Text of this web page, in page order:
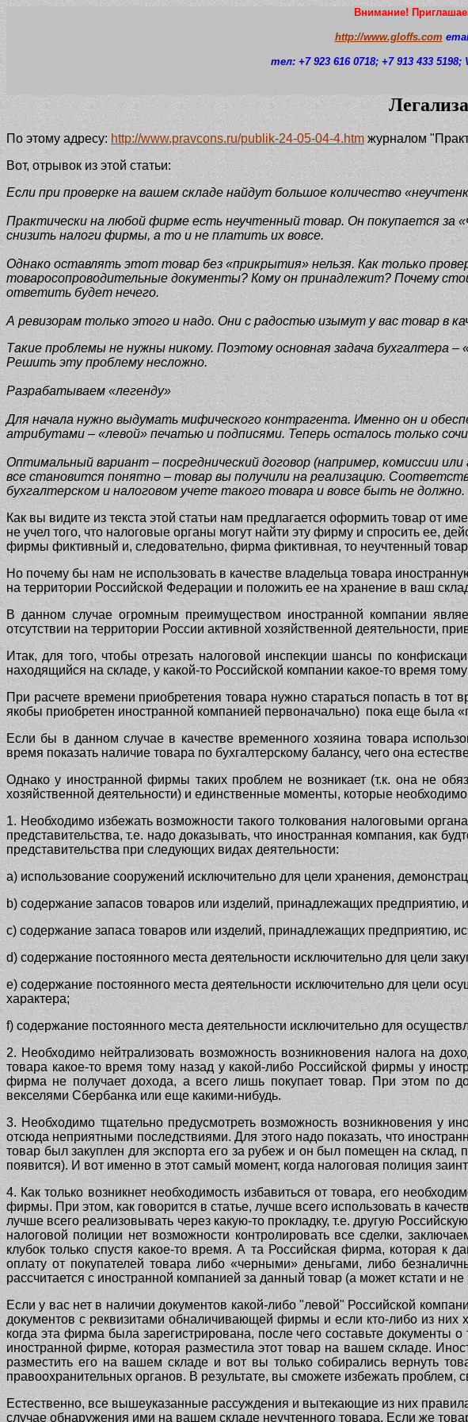
Внимание!
http://www.gloffs.com
тел: +7 923 616 0718; +7 913 433 5198;
По этому адресу:http://www.pravcons.ru/publik-24-05-04-4.htmжурналом
Вот, отрывок из этой статьи:
Если при проверке на вашем складе найдут большое количество
Практически на любой фирме есть неучтенный товар. Он покупается за
снизить налоги фирмы, а то и не платить их вовсе.
Однако оставлять этот товар без «прикрытия» нельзя. Как только
товаросопроводительные документы? Кому он принадлежит? Почему
ответить будет нечего.
А ревизорам только этого и надо. Они с радостью изымут у вас товар в
Такие проблемы не нужны никому. Поэтому основная задача бухгалтера
Решить эту проблему несложно.
Разрабатываем «легенду»
Для начала нужно выдумать мифического контрагента. Именно он и
атрибутами – «левой» печатью и подписями. Теперь осталось только
Оптимальный вариант – посреднический договор (например, комиссии
все становится понятно – товар вы получили на реализацию.
бухгалтерском и налоговом учете такого товара и вовсе быть не должно.
Как вы видите из текста этой статьи нам предлагается оформить товар от
не учел того, что налоговые органы могут найти эту фирму и спросить ее,
фирмы фиктивный и, следовательно, фирма фиктивная, то неучтенный товар
Но почему бы нам не использовать в качестве владельца товара
на территории Российской Федерации и положить ее на хранение в ваш
В данном случае огромным преимуществом иностранной компании
отсутствии на территории России активной хозяйственной деятельности,
Итак, для того, чтобы отрезать налоговой инспекции шансы по
находящийся на складе, у какой-то Российской компании какое-то время
При расчете времени приобретения товара нужно стараться попасть в
якобы приобретен иностранной компанией первоначально) пока еще была
Если бы в данном случае в качестве временного хозяина товара
время показать наличие товара по бухгалтерскому балансу, чего она
Однако у иностранной фирмы таких проблем не возникает (т.к. она не
хозяйственной деятельности) и единственные моменты, которые
1. Необходимо избежать возможности такого толкования налоговыми
представительства, т.е. надо доказывать, что иностранная компания, как
представительства при следующих видах деятельности:
а) использование сооружений исключительно для цели хранения,
b) содержание запасов товаров или изделий, принадлежащих предприятию,
с) содержание запаса товаров или изделий, принадлежащих предприятию,
d) содержание постоянного места деятельности исключительно для цели
е) содержание постоянного места деятельности исключительно для цели
характера;
f) содержание постоянного места деятельности исключительно для
2. Необходимо нейтрализовать возможность возникновения налога на
товара какое-то время тому назад у какой-либо Российской фирмы у
фирма не получает дохода, а всего лишь покупает товар. При этом по
векселями Сбербанка или еще какими-нибудь.
3. Необходимо тщательно предусмотреть возможность возникновения у
отсюда неприятными последствиями. Для этого надо показать, что
товар был закуплен для экспорта его за рубеж и он был помещен на склад,
появится). И вот именно в этот самый момент, когда налоговая полиция
4. Как только возникнет необходимость избавиться от товара, его
фирмы. При этом, как говорится в статье, лучше всего использовать в
лучше всего реализовывать через какую-то прокладку, т.е. другую
налоговой полиции нет возможности контролировать все сделки,
клубок только спустя какое-то время. А та Российская фирма, которая
оплату от покупателей товара либо «черными» деньгами, либо
рассчитается с иностранной компанией за данный товар (а может кстати и
Если у вас нет в наличии документов какой-либо "левой" Российской
документов с реквизитами обналичивающей фирмы и если кто-либо из них
когда эта фирма была зарегистрирована, после чего составьте
иностранной фирме, которая разместила этот товар на вашем складе.
разместить его на вашем складе и вот вы только собирались вернуть
правоохранительных органов. В результате, вы сможете избежать
Естественно, все вышеуказанные рассуждения и вытекающие из них
случае обнаружения ими на вашем складе неучтенного товара. Если же